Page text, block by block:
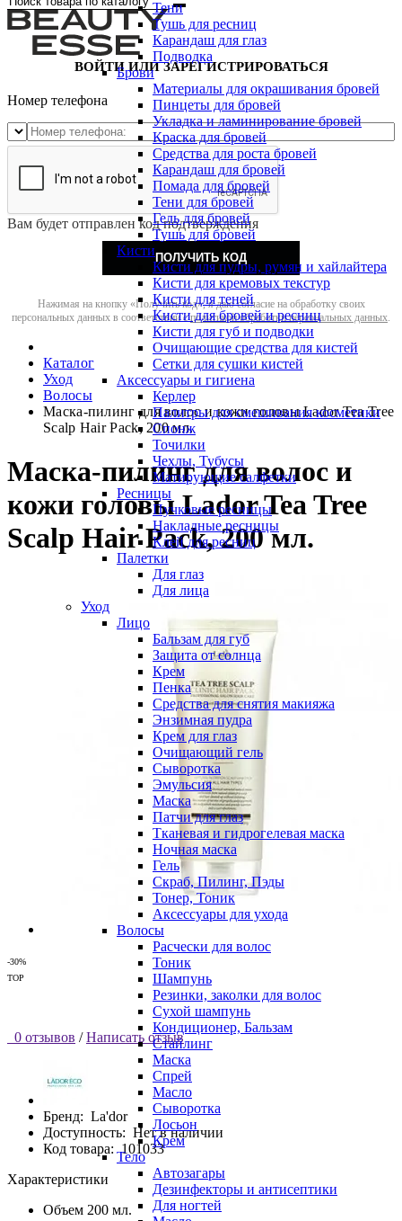
Тени
Тушь для ресниц
Карандаш для глаз
Подводка
Брови
Материалы для окрашивания бровей
Пинцеты для бровей
Укладка и ламинирование бровей
Краска для бровей
Средства для роста бровей
Карандаш для бровей
Помада для бровей
Тени для бровей
Гель для бровей
Тушь для бровей
Кисти
Кисти для пудры, румян и хайлайтера
Кисти для кремовых текстур
Кисти для теней
Кисти для бровей и ресниц
Кисти для губ и подводки
Очищающие средства для кистей
Сетки для сушки кистей
Аксессуары и гигиена
Керлер
Палитры для смешивания косметики
Спонж
Точилки
Чехлы, Тубусы
Матирующие салфетки
Ресницы
Пучковые ресницы
Накладные ресницы
Клей для ресниц
Палетки
Для глаз
Для лица
Уход
Лицо
Бальзам для губ
Защита от солнца
Крем
Пенка
Средства для снятия макияжа
Энзимная пудра
Крем для глаз
Очищающий гель
Сыворотка
Эмульсия
Маска
Патчи для глаз
Тканевая и гидрогелевая маска
Ночная маска
Гель
Скраб, Пилинг, Пэды
Тонер, Тоник
Аксессуары для ухода
Волосы
Расчески для волос
Тоник
Шампунь
Резинки, заколки для волос
Сухой шампунь
Кондиционер, Бальзам
Стайлинг
Маска
Спрей
Масло
Сыворотка
Лосьон
Крем
Тело
Автозагары
Дезинфекторы и антисептики
Для ногтей
ВОЙТИ ИЛИ ЗАРЕГИСТРИРОВАТЬСЯ
Номер телефона
Вам будет отправлен код подтверждения
ПОЛУЧИТЬ КОД
Нажимая на кнопку «Получить код», я даю согласие на обработку своих
персональных данных в соответствии сполитикой обработки персональных данных.
Каталог
Уход
Волосы
Маска-пилинг для волос и кожи головы Lador Tea Tree
Scalp Hair Pack, 200 мл.
Маска-пилинг для волос и
кожи головы Lador Tea Tree
Scalp Hair Pack, 200 мл.
-30%
TOP
0 отзывов / Написать отзыв
Бренд: La'dor
Доступность: Нет в наличии
Код товара: 101033
Характеристики
Объем 200 мл.